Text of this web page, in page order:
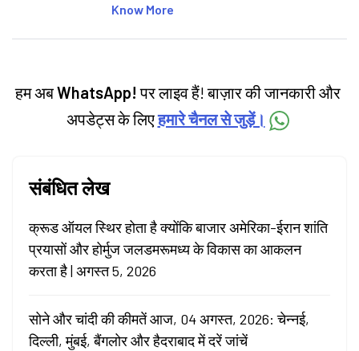
articles on the stock market, IPO, economy,
categories.
Know More
हम अबWhatsApp! पर लाइव हैं! बाज़ार की जानकारी और
अपडेट्स के लिएहमारे चैनल से जुड़ें।
संबंधित लेख
क्रूड ऑयल स्थिर होता है क्योंकि बाजार अमेरिका-ईरान शांति
प्रयासों और होर्मुज जलडमरूमध्य के विकास का आकलन
करता है | अगस्त 5, 2026
सोने और चांदी की कीमतें आज, 04 अगस्त, 2026: चेन्नई,
दिल्ली, मुंबई, बैंगलोर और हैदराबाद में दरें जांचें